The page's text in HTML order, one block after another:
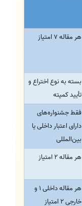
هر مقاله 7 امتیاز
بسته به نوع اختراع و
تأیید کمیته
فقط جشنواره‌های
دارای اعتبار داخلی یا
بین‌المللی
هر مقاله 2 امتیاز
هر مقاله داخلی 1 و
خارجی 2 امتیاز